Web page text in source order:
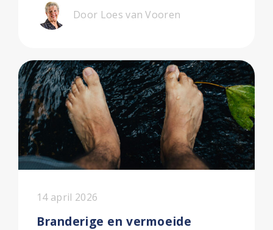
Door Loes van Vooren
14 april 2026
Branderige en vermoeide